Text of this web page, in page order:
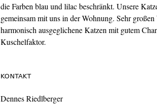
die Farben blau und lilac beschränkt. Unsere
gemeinsam mit uns in der Wohnung. Sehr
harmonisch ausgeglichene Katzen mit gutem
Kuschelfaktor.
KONTAKT
Dennes Riedlberger